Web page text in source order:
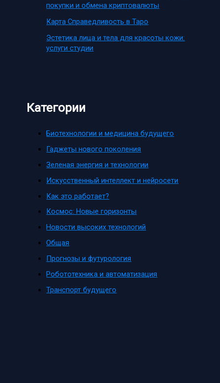
покупки и обмена криптовалюты
Карта Справедливость в Таро
Эстетика лица и тела для красоты кожи:
услуги студии
Категории
Биотехнологии и медицина будущего
Гаджеты нового поколения
Зеленая энергия и технологии
Искусственный интеллект и нейросети
Как это работает?
Космос: Новые горизонты
Новости высоких технологий
Общая
Прогнозы и футурология
Робототехника и автоматизация
Транспорт будущего